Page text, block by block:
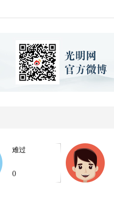
难过
0